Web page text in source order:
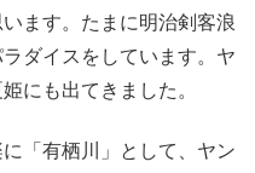
ます。たまに明治剣客浪
ダイスをしています。ヤ
にも出てきました。
「有栖川」として、ヤン